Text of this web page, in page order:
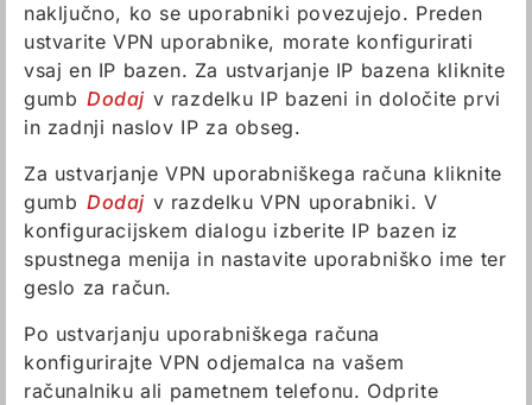
naključno, ko se uporabniki povezujejo. Preden
ustvarite VPN uporabnike, morate konfigurirati
vsaj en IP bazen. Za ustvarjanje IP bazena kliknite
gumb Dodaj v razdelku IP bazeni in določite prvi
in zadnji naslov IP za obseg.
Za ustvarjanje VPN uporabniškega računa kliknite
gumb Dodaj v razdelku VPN uporabniki. V
konfiguracijskem dialogu izberite IP bazen iz
spustnega menija in nastavite uporabniško ime ter
geslo za račun.
Po ustvarjanju uporabniškega računa
konfigurirajte VPN odjemalca na vašem
računalniku ali pametnem telefonu. Odprite